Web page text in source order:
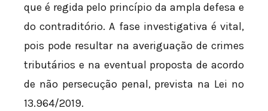
que é regida pelo princípio da ampla defesa e
do contraditório. A fase investigativa é vital,
pois pode resultar na averiguação de crimes
tributários e na eventual proposta de acordo
de não persecução penal, prevista na Lei nº
13.964/2019.